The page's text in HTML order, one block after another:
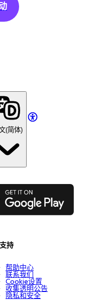
(简体)
Play
持
帮助中心
联系我们
Cookie设置
收集透明公告
隐私和安全